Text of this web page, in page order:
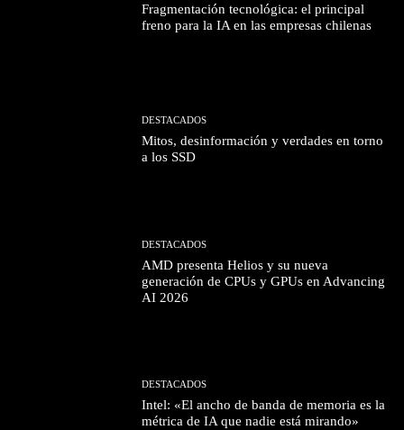
Fragmentación tecnológica: el principal
freno para la IA en las empresas chilenas
DESTACADOS
Mitos, desinformación y verdades en torno
a los SSD
DESTACADOS
AMD presenta Helios y su nueva
generación de CPUs y GPUs en Advancing
AI 2026
DESTACADOS
Intel: «El ancho de banda de memoria es la
métrica de IA que nadie está mirando»